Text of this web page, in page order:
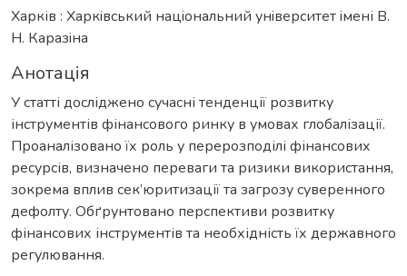
Харків : Харкiвський нацiональний унiверситет iмені В.
Н. Каразiна
Анотація
У статті досліджено сучасні тенденції розвитку
інструментів фінансового ринку в умовах глобалізації.
Проаналізовано їх роль у перерозподілі фінансових
ресурсів, визначено переваги та ризики використання,
зокрема вплив сек’юритизації та загрозу суверенного
дефолту. Обґрунтовано перспективи розвитку
фінансових інструментів та необхідність їх державного
регулювання.